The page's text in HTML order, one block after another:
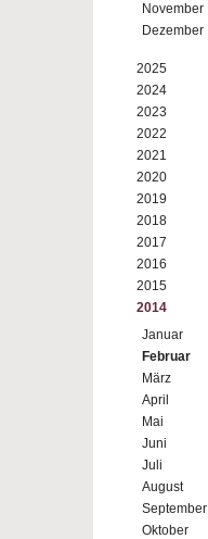
November
Dezember
2025
2024
2023
2022
2021
2020
2019
2018
2017
2016
2015
2014
Januar
Februar
März
April
Mai
Juni
Juli
August
September
Oktober